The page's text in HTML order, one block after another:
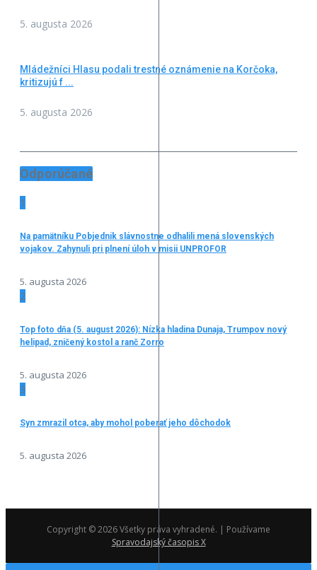
5. augusta 2026
Mládežníci Hlasu podali trestné oznámenie na Korčoka,
kritizujú f ...
5. augusta 2026
Odporúčané
1
Na pamätníku Pobjednik slávnostne odhalili mená slovenských
vojakov. Zahynuli pri plnení úloh v misii UNPROFOR
5. augusta 2026
2
Top foto dňa (5. august 2026): Nízka hladina Dunaja, Trumpov nový
helipad, zničený kostol a ranč Zorro
5. augusta 2026
3
Syn zmrazil otca, aby mohol poberať jeho dôchodok
5. augusta 2026
Copyright © 2026 Všetky práva vyhradené. | Používame
Spravodajský časopis X